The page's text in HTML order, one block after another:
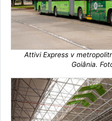
Attivi Express v
Goiânia.